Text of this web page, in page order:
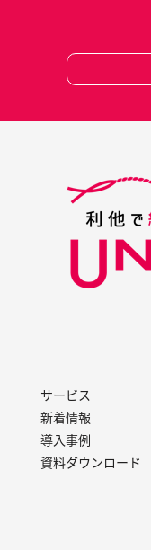
サービス
新着情報
導入事例
資料ダウンロード